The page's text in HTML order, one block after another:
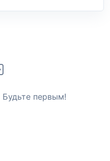
Будьте первым!